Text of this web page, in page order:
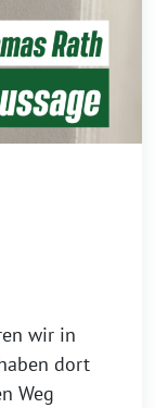
wir in
dort
Weg